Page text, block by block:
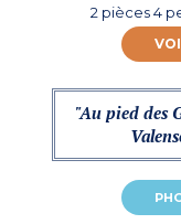
2 pièces 4
"Au pied des